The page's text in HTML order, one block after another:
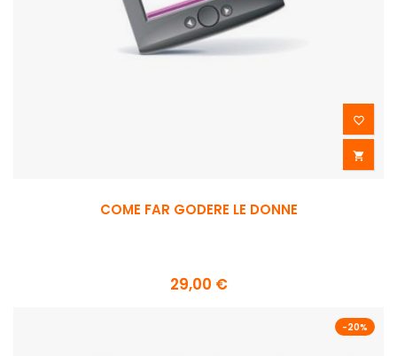


COME FAR GODERE LE DONNE
29,00 €
-20%